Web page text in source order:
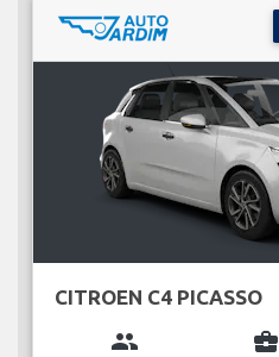
CITROEN C4 PICASSO
group business_center